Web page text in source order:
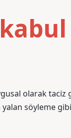
olarak taciz
söyleme